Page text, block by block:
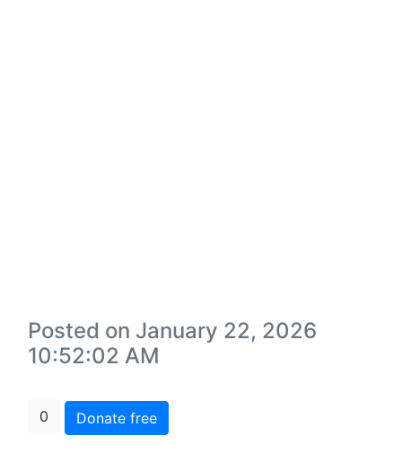
Posted on January 22, 2026
10:52:02 AM
0 Donate free